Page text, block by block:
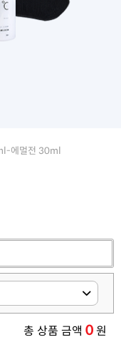
에멀전 30ml
총 상품 금액 0원